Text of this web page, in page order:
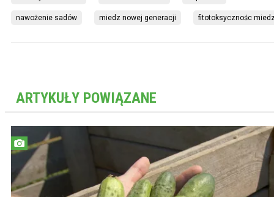
nawożenie sadów miedz nowej generacji fitotoksycznośc
ARTYKUŁY POWIĄZANE